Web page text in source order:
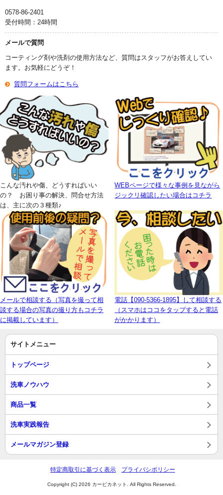
0578-86-2401
受付時間：24時間
メールで質問
コーティング剤や洗剤の使用方法など、質問はスタッフがお答えしてい
ます。お気軽にどうぞ！
質問フォームはこちら
こんな汚れや傷、どうすればいい
の？ お困り事の解決、問合せ方法
は、主に次の３種類♪
WEBページで様々な事例を見ながら
ジックリ確認したい場合はコチラ
メールで相談する（写真を撮って相
談する場合の写真の撮り方もコチラ
に掲載しています）
電話【090-5366-1895】して相談する
（スマホはココをタップすると電話
がかかります）
サイトメニュー
トップページ
洗車ノウハウ
商品一覧
洗車実践報告
メールマガジン登録
特定商取引に基づく表示 プライバシポリシー
Copyright (C) 2026 カーピカネット. All Rights Reserved.